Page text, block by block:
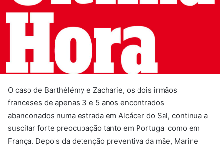
O caso de Barthélémy e Zacharie, os dois irmãos
franceses de apenas 3 e 5 anos encontrados
abandonados numa estrada em Alcácer do Sal, continua a
suscitar forte preocupação tanto em Portugal como em
França. Depois da detenção preventiva da mãe, Marine